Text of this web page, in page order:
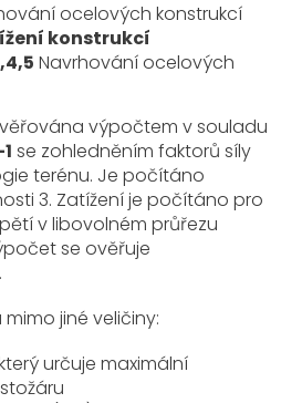
ocelových konstrukcí
konstrukcí
Navrhování ocelových
výpočtem v souladu
se zohledněním faktorů síly
terénu. Je počítáno
3. Zatížení je počítáno pro
v libovolném průřezu
se ověřuje
jiné veličiny:
určuje maximální